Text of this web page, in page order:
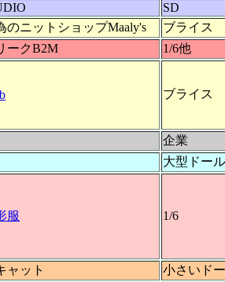
SD
のニットショップMaaly's
ブライス
ークB2M 1/6他
ブライス
企業
大型ドール
服 1/6
ャット 小さいド